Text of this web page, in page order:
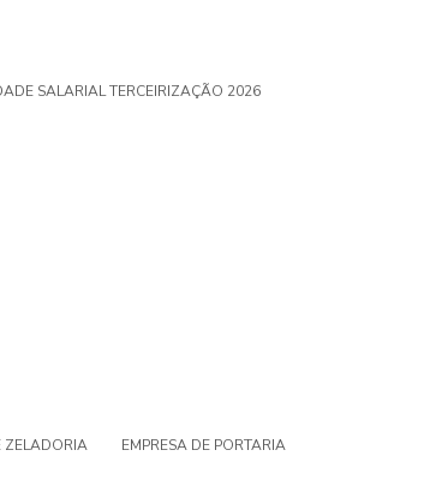
SALARIAL TERCEIRIZAÇÃO 2026
ZELADORIA EMPRESA DE PORTARIA